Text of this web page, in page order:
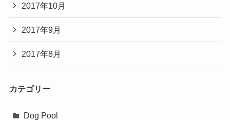
2017年10月
2017年9月
2017年8月
カテゴリー
Dog Pool